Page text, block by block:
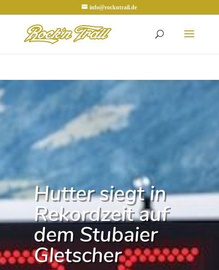
info@rockntrail.de
Hutter siegt in
Rekordzeit auf
dem Stubaier
Gletscher